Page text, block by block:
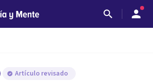
Artículo revisado